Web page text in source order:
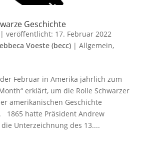
Geschichte
| veröffentlicht: 17. Februar 2022
Voeste (becc)| Allgemein,
Februar in Amerika jährlich zum
erklärt, um die Rolle Schwarzer
amerikanischen Geschichte
1865 hatte Präsident Andrew
Unterzeichnung des 13....